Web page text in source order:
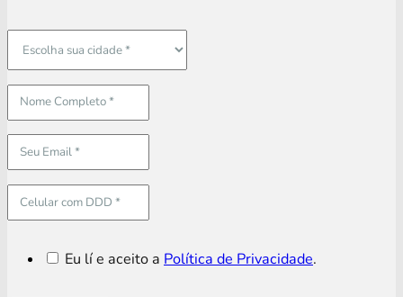
Eu lí e aceito a Política de Privacidade.